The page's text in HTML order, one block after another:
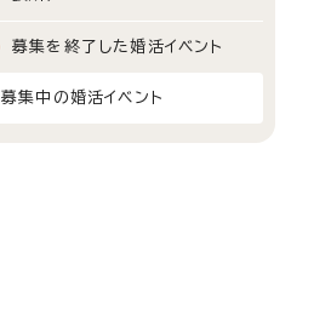
募集を終了した婚活イベント
募集中の婚活イベント